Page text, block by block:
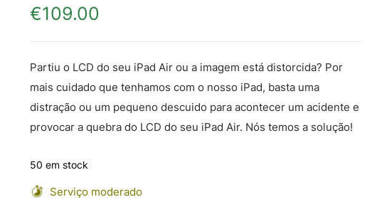
€109.00
Partiu o LCD do seu iPad Air ou a imagem está distorcida? Por
mais cuidado que tenhamos com o nosso iPad, basta uma
distração ou um pequeno descuido para acontecer um acidente e
provocar a quebra do LCD do seu iPad Air. Nós temos a solução!
50 em stock
Serviço moderado